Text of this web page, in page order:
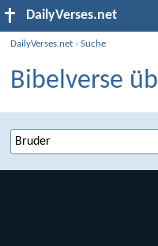
DailyVerses.net
DailyVerses.net ›Suche
Bibelverse